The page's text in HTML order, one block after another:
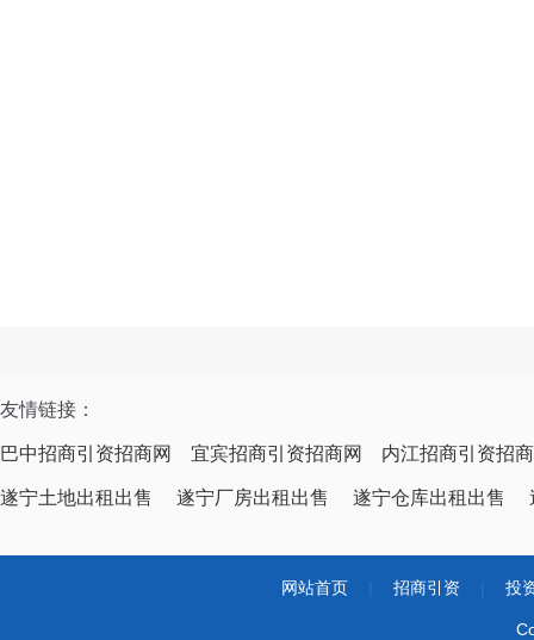
友情链接：
巴中招商引资招商网 宜宾招商引资招商网 内江招商引资招
遂宁土地出租出售 遂宁厂房出租出售 遂宁仓库出租出售
网站首页 招商引资 投